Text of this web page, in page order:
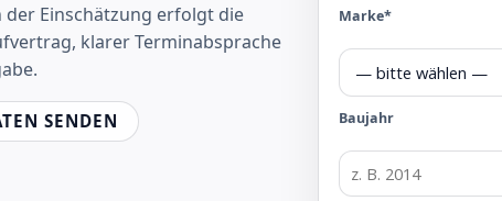
der Einschätzung erfolgt die
klarer Terminabsprache
SENDEN
Marke*
Baujahr